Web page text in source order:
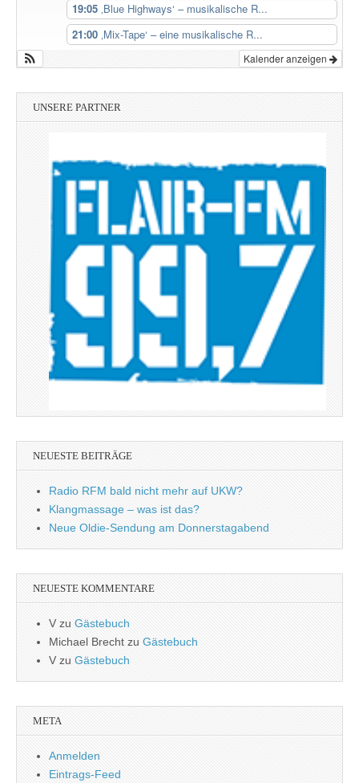
19:05 ‚Blue Highways‘ – musikalische R...
21:00 ‚Mix-Tape‘ – eine musikalische R...
Kalender anzeigen
UNSERE PARTNER
NEUESTE BEITRÄGE
Radio RFM bald nicht mehr auf UKW?
Klangmassage – was ist das?
Neue Oldie-Sendung am Donnerstagabend
NEUESTE KOMMENTARE
V zu Gästebuch
Michael Brecht zu Gästebuch
Vzu Gästebuch
META
Anmelden
Eintrags-Feed